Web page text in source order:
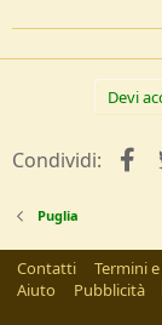
Devi
Condividi:
Puglia
Contatti Termini
Aiuto
Pubblicità